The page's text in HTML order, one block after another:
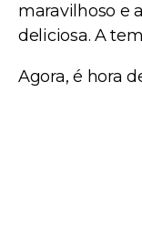
maravilhoso e
deliciosa. A
Agora, é hora